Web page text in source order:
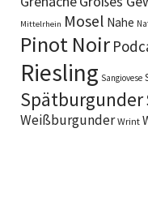
Mittelrhein Mosel Nahe
Pinot Noir
Riesling Sangiovese
Spätburgunder
Weißburgunder Wrint